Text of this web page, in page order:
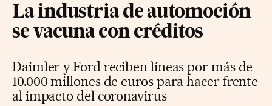
La industria de automoción
se vacuna con créditos
Daimler y Ford reciben líneas por más de
10.000 millones de euros para hacer frente
al impacto del coronavirus